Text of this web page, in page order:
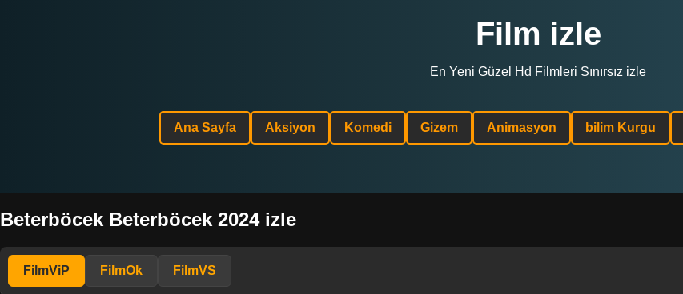
Film izle
En Yeni Güzel Hd Filmleri Sınırsız izle
Ana Sayfa Aksiyon Komedi Gizem Animasyon bilim Kurgu
Beterböcek Beterböcek 2024 izle
FilmViP FilmOk FilmVS